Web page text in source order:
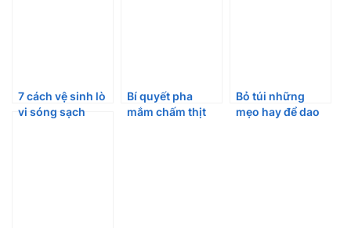
7 cách vệ sinh lò
vi sóng sạch
Bí quyết pha
mắm chấm thịt
Bỏ túi những
mẹo hay để dao